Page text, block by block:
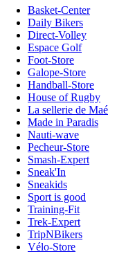
Basket-Center
Daily Bikers
Direct-Volley
Espace Golf
Foot-Store
Galope-Store
Handball-Store
House of Rugby
La sellerie de Maé
Made in Paradis
Nauti-wave
Pecheur-Store
Smash-Expert
Sneak'In
Sneakids
Sport is good
Training-Fit
Trek-Expert
TripNBikers
Vélo-Store